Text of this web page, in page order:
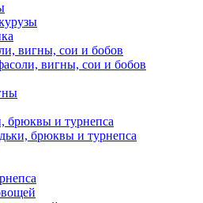
вигны, сои и бобов
вигны, сои и бобов
брюквы и турнепса
брюквы и турнепса